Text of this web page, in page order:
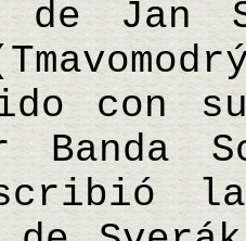
Jan
con su
Banda